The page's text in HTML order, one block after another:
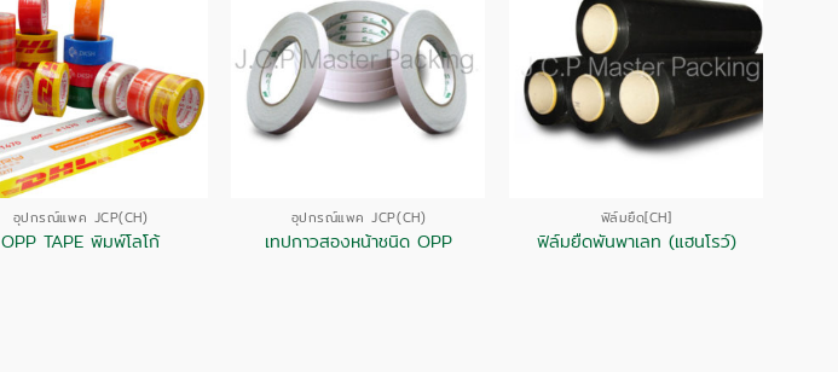
อุปกรณ์แพค JCP(CH)
OPP TAPE พิมพ์โลโก้
อุปกรณ์แพค JCP(CH)
เทปกาวสองหน้าชนิด OPP
ฟิล์มยืด[CH]
ฟิล์มยืดพันพาเลท (แฮนโรว์)